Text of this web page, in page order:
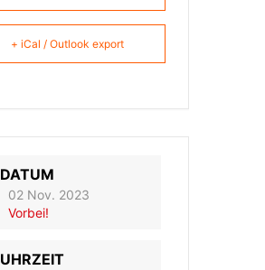
+ iCal / Outlook export
DATUM
02 Nov. 2023
Vorbei!
UHRZEIT